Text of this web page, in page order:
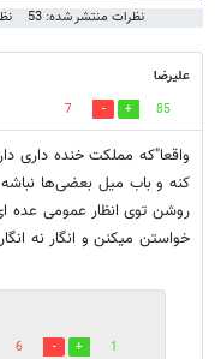
نظرات منتشر شده: 53
علیرضا
85
7
واقعا"که مملکت خنده داری
کنه و باب میل بعضی‌ها
روشن توی انظار عمومی
خواستن میکنن و انگار نه
1
6